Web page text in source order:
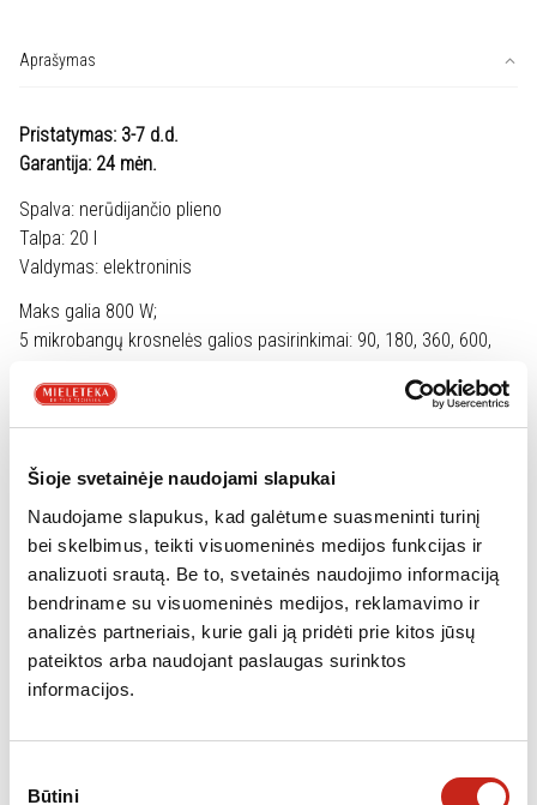
Šioje svetainėje naudojami slapukai
Naudojame slapukus, kad galėtume suasmeninti turinį
bei skelbimus, teikti visuomeninės medijos funkcijas ir
analizuoti srautą. Be to, svetainės naudojimo informaciją
bendriname su visuomeninės medijos, reklamavimo ir
analizės partneriais, kurie gali ją pridėti prie kitos jūsų
pateiktos arba naudojant paslaugas surinktos
informacijos.
pasirinkimas
Būtini
BFL523MS0
Aprašymas
Pristatymas: 3-7 d.d.
Garantija: 24 mėn.
Spalva: nerūdijančio plieno
Talpa: 20 l
Valdymas: elektroninis
Maks galia 800 W;
5 mikrobangų krosnelės galios pasirinkimai: 90, 180, 360, 600,
Mikrobangų krosnelės funkcija su 4 atitirpinimo programomis ir 3
kepimo programomis.
Sensorinis „TouchControl” valdymas
Į kairę atidaromos durelės
Paprastas ir patogus elektroninis valdymas
LED apšvietimas
Besisukanti stiklinė 25,5 cm skersmens lėkštė
Elektroninis laikrodis
Integruotas aušinimo ventiliatorius
Matmenys (AxPxG): 38,2×59,4×31,7 cm.